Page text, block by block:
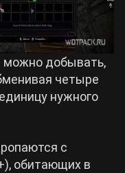
можно добывать,
четыре
нужного
с
обитающих в